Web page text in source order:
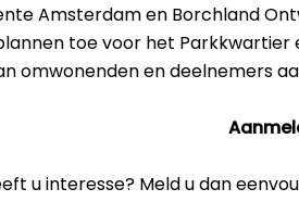
Amsterdam en Borchland
toe voor het
omwonenden en deelnemers
u interesse? Meld u dan